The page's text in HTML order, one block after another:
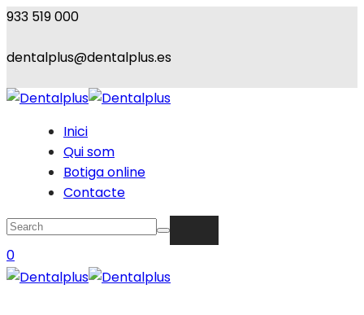
933 519 000
dentalplus@dentalplus.es
Inici
Qui som
Botiga online
Contacte
0